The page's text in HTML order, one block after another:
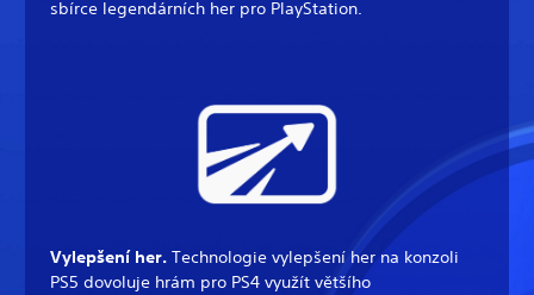
sbírce legendárních her pro PlayStation.
Vylepšení her. Technologie vylepšení her na konzoli
PS5 dovoluje hrám pro PS4 využít většího